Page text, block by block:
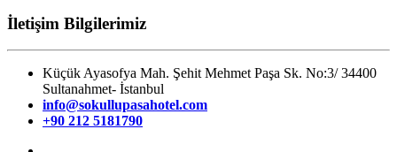
İletişim Bilgilerimiz
Küçük Ayasofya Mah. Şehit Mehmet Paşa Sk. No:3/ 34400
Sultanahmet- İstanbul
info@sokullupasahotel.com
+90 212 5181790